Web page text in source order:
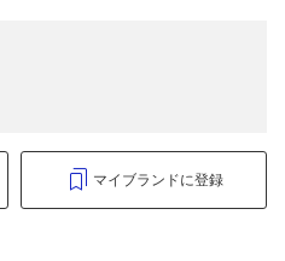
マイブランドに登録